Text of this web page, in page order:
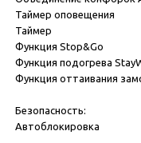
Таймер оповещения
Таймер
Функция Stop&Go
Функция подогрева
Функция оттаивания
Безопасность:
Автоблокировка